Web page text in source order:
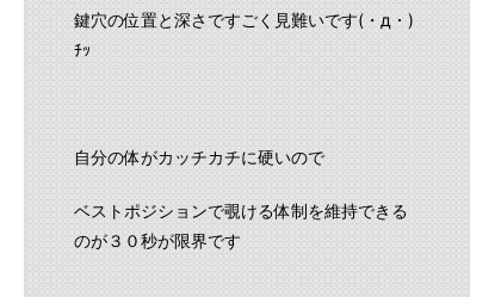
鍵穴の位置と深さですごく見難いです(・д・)
ﾁｯ
自分の体がカッチカチに硬いので
ベストポジションで覗ける体制を維持できる
のが３０秒が限界です